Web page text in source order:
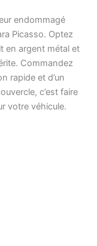
endommagé
Picasso. Optez
en argent métal et
Commandez
rapide et d’un
c’est faire
votre véhicule.